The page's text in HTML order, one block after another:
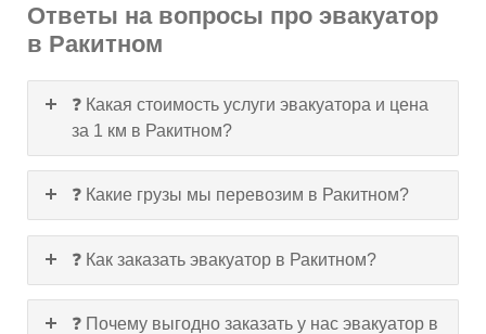
Ответы на вопросы про эвакуатор
в Ракитном
❓ Какая стоимость услуги эвакуатора и цена
за 1 км в Ракитном?
❓ Какие грузы мы перевозим в Ракитном?
❓ Как заказать эвакуатор в Ракитном?
❓ Почему выгодно заказать у нас эвакуатор в